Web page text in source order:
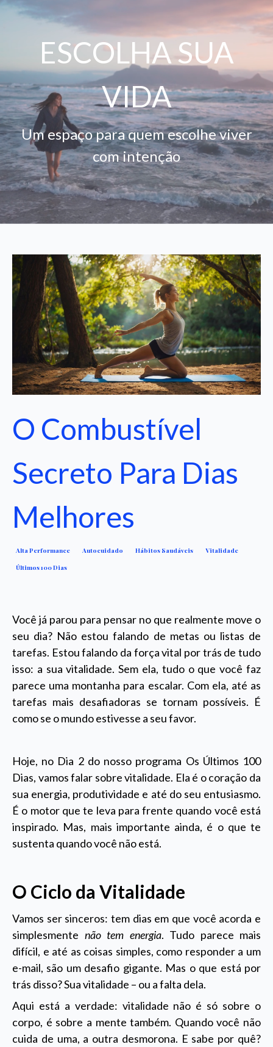
ESCOLHA SUA
VIDA
Um espaço para quem escolhe viver
com intenção
O Combustível
Secreto Para Dias
Melhores
Alta Performance Autocuidado Hábitos Saudáveis
Vitalidade
Últimos 100 Dias
Você já parou para pensar no que realmente move o
seu dia? Não estou falando de metas ou listas de
tarefas. Estou falando da força vital por trás de tudo
isso: a sua vitalidade. Sem ela, tudo o que você faz
parece uma montanha para escalar. Com ela, até as
tarefas mais desafiadoras se tornam possíveis. É
como se o mundo estivesse a seu favor.
Hoje, no Dia 2 do nosso programa Os Últimos 100
Dias, vamos falar sobre vitalidade. Ela é o coração da
sua energia, produtividade e até do seu entusiasmo.
É o motor que te leva para frente quando você está
inspirado. Mas, mais importante ainda, é o que te
sustenta quando você não está.
O Ciclo da Vitalidade
Vamos ser sinceros: tem dias em que você acorda e
simplesmente não tem energia. Tudo parece mais
difícil, e até as coisas simples, como responder a um
e-mail, são um desafio gigante. Mas o que está por
trás disso? Sua vitalidade – ou a falta dela.
Aqui está a verdade: vitalidade não é só sobre o
corpo, é sobre a mente também. Quando você não
cuida de uma, a outra desmorona. E sabe por quê?